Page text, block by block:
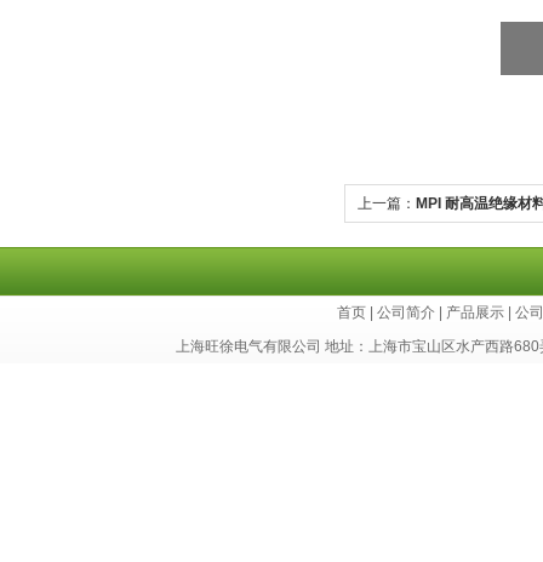
上一篇： MPI 耐高温绝缘材
首页 |公司简介 产品展示 |公
上海旺徐电气有限公司 地址：上海市宝山区水产西路